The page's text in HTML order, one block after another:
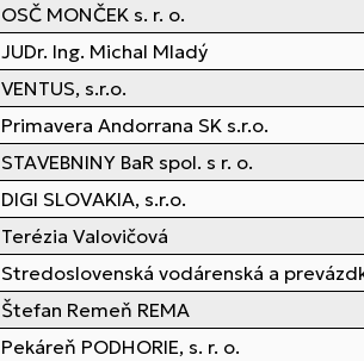
OSČ MONČEK s. r. o.
JUDr. Ing. Michal Mladý
VENTUS, s.r.o.
Primavera Andorrana SK s.r.o.
STAVEBNINY BaR spol. s r. o.
DIGI SLOVAKIA, s.r.o.
Terézia Valovičová
Stredoslovenská vodárenská a
Štefan Remeň REMA
Pekáreň PODHORIE, s. r. o.